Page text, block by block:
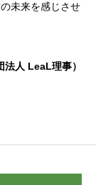
未来を感じさせ
人 LeaL理事）